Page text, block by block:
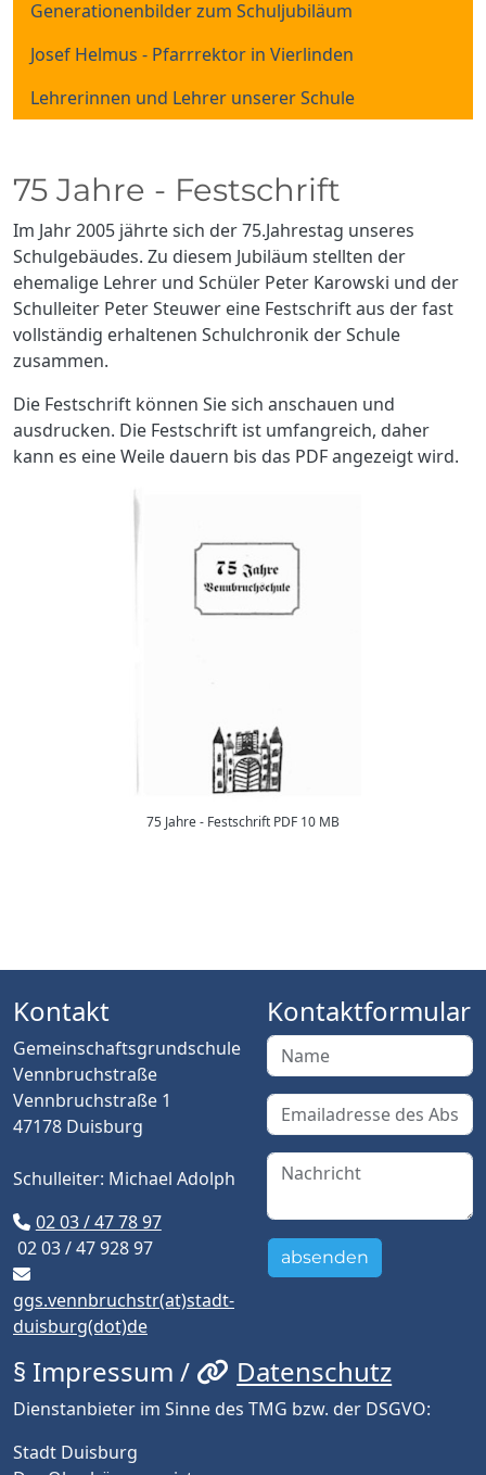
Generationenbilder zum Schuljubiläum
Josef Helmus - Pfarrrektor in Vierlinden
Lehrerinnen und Lehrer unserer Schule
75 Jahre - Festschrift
Im Jahr 2005 jährte sich der 75.Jahrestag unseres
Schulgebäudes. Zu diesem Jubiläum stellten der
ehemalige Lehrer und Schüler Peter Karowski und der
Schulleiter Peter Steuwer eine Festschrift aus der fast
vollständig erhaltenen Schulchronik der Schule
zusammen.
Die Festschrift können Sie sich anschauen und
ausdrucken. Die Festschrift ist umfangreich, daher
kann es eine Weile dauern bis das PDF angezeigt wird.
75 Jahre - Festschrift PDF 10 MB
Kontakt
Gemeinschaftsgrundschule
Vennbruchstraße
Vennbruchstraße 1
47178 Duisburg
Schulleiter: Michael Adolph
02 03 / 47 78 97
02 03 / 47 928 97
ggs.vennbruchstr(at)stadt-
duisburg(dot)de
Kontaktformular
absenden
§ Impressum / Datenschutz
Dienstanbieter im Sinne des TMG bzw. der DSGVO:
Stadt Duisburg